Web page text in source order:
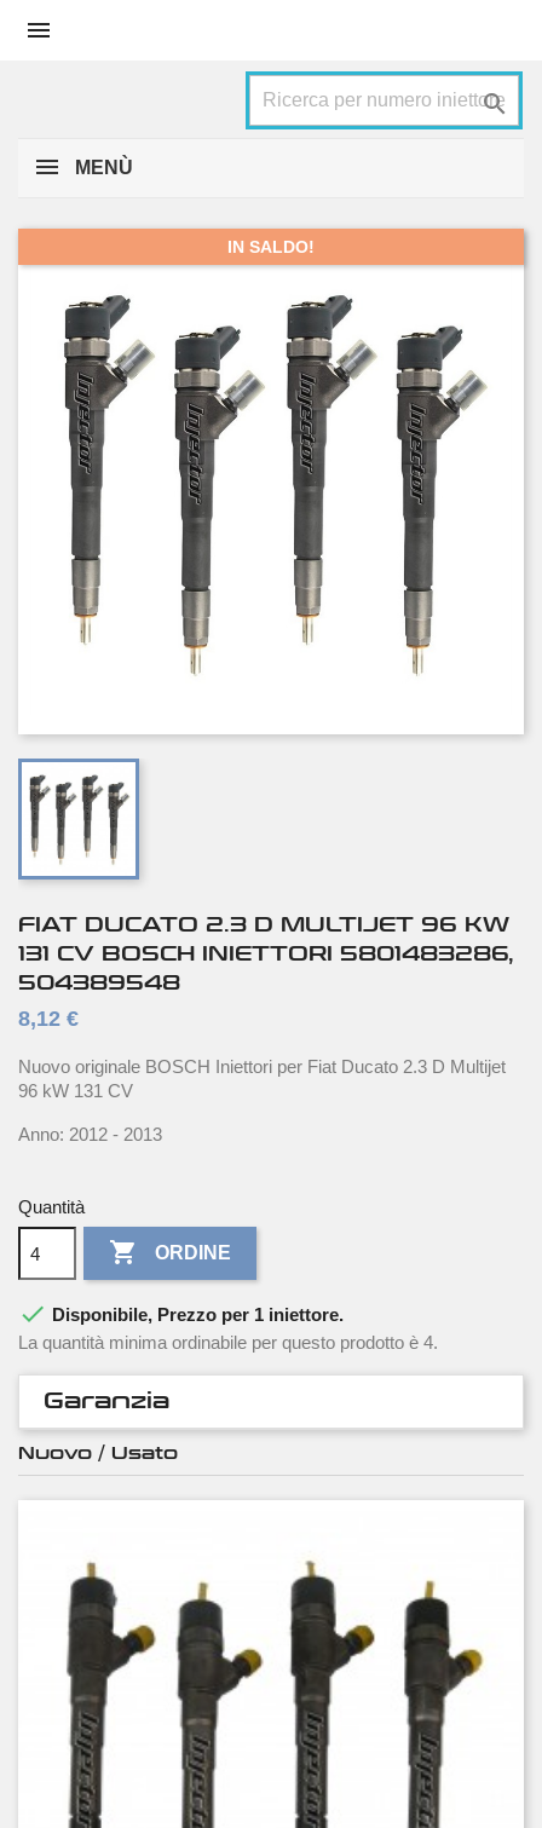


MENÙ
IN SALDO!
FIAT DUCATO 2.3 D MULTIJET 96 KW
131 CV BOSCH INIETTORI 5801483286,
504389548
8,12 €
Nuovo originale BOSCH Iniettori per Fiat Ducato 2.3 D Multijet
96 kW 131 CV
Anno: 2012 - 2013
Quantità
 ORDINE
 Disponibile, Prezzo per 1 iniettore.
La quantità minima ordinabile per questo prodotto è 4.
Garanzia
Nuovo / Usato